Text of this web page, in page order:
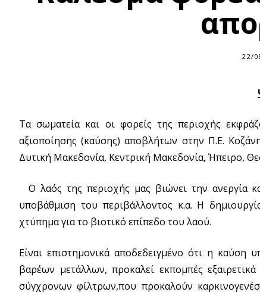
22/
Τα σωματεία και οι φορείς της περιοχής
αξιοποίησης (καύσης) αποβλήτων στην Π.Ε.
Δυτική Μακεδονία, Κεντρική Μακεδονία, Ήπειρο,
Ο λαός της περιοχής μας βιώνει την ανεργία
υποβάθμιση του περιβάλλοντος κ.α. Η
χτύπημα για το βιοτικό επίπεδο του λαού.
Είναι επιστημονικά αποδεδειγμένο ότι η
βαρέων μετάλλων, προκαλεί εκπομπές
σύγχρονων φίλτρων,που προκαλούν